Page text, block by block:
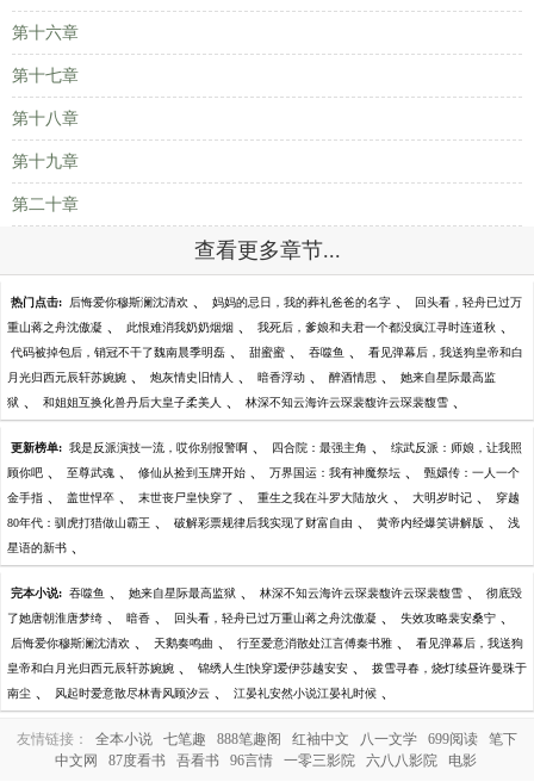
第十六章
第十七章
第十八章
第十九章
第二十章
查看更多章节...
热门点击: 后悔爱你穆斯澜沈清欢 、 妈妈的忌日，我的葬礼爸爸的名字 、 回头看，轻舟已过万
重山蒋之舟沈傲凝 、 此恨难消我奶奶烟烟 、 我死后，爹娘和夫君一个都没疯江寻时连道秋 、
代码被掉包后，销冠不干了魏南晨季明磊 、 甜蜜蜜 、 吞噬鱼 、 看见弹幕后，我送狗皇帝和白
月光归西元辰轩苏婉婉 、 炮灰情史旧情人 、 暗香浮动 、 醉酒情思 、 她来自星际最高监
狱 、 和姐姐互换化兽丹后大皇子柔美人 、 林深不知云海许云琛裴馥许云琛裴馥雪 、
更新榜单: 我是反派演技一流，哎你别报警啊 、 四合院：最强主角 、 综武反派：师娘，让我照
顾你吧 、 至尊武魂 、 修仙从捡到玉牌开始 、 万界国运：我有神魔祭坛 、 甄嬛传：一人一个
金手指 、 盖世悍卒 、 末世丧尸皇快穿了 、 重生之我在斗罗大陆放火 、 大明岁时记 、 穿越
80年代：驯虎打猎做山霸王 、 破解彩票规律后我实现了财富自由 、 黄帝内经爆笑讲解版 、 浅
星语的新书 、
完本小说: 吞噬鱼 、 她来自星际最高监狱 、 林深不知云海许云琛裴馥许云琛裴馥雪 、 彻底毁
了她唐朝淮唐梦绮 、 暗香 、 回头看，轻舟已过万重山蒋之舟沈傲凝 、 失效攻略裴安桑宁 、
后悔爱你穆斯澜沈清欢 、 天鹅奏鸣曲 、 行至爱意消散处江言傅秦书雅 、 看见弹幕后，我送狗
皇帝和白月光归西元辰轩苏婉婉 、 锦绣人生[快穿]爱伊莎越安安 、 拨雪寻春，烧灯续昼许曼珠于
南尘 、 风起时爱意散尽林青风顾汐云 、 江晏礼安然小说江晏礼时候 、
友情链接： 全本小说 七笔趣 888笔趣阁 红袖中文 八一文学 699阅读
笔下
中文网
87度看书 吾看书 96言情 一零三影院 六八八影院 电影